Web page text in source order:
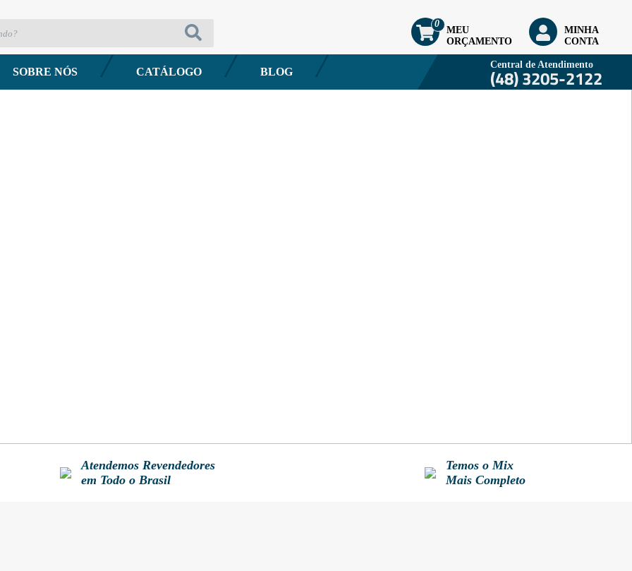
MEU
ORÇAMENTO
0
MINHA
CONTA
SOBRE NÓS CATÁLOGO BLOG
Central de Atendimento
(48) 3205-2122
Atendemos Revendedores
em Todo o Brasil
Temos o Mix
Mais Completo